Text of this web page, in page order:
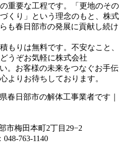
重要な工程です。「更地のその
くり」という理念のもと、株式
も春日部市の発展に貢献し続け
もりは無料です。不安なこと、
うぞお気軽に株式会社
。お客様の未来をつなぐお手伝
よりお待ちしております。
春日部市の解体工事業者です｜
梅田本町2丁目29−2
763-1140